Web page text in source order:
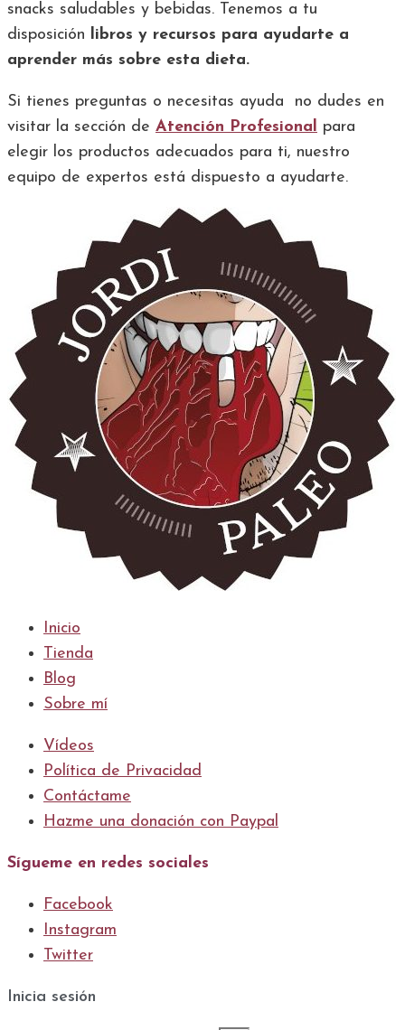
snacks saludables y bebidas. Tenemos a tu
disposición libros y recursos para ayudarte a
aprender más sobre esta dieta.
Si tienes preguntas o necesitas ayuda no dudes en
visitar la sección de Atención Profesional para
elegir los productos adecuados para ti, nuestro
equipo de expertos está dispuesto a ayudarte.
Inicio
Tienda
Blog
Sobre mí
Vídeos
Política de Privacidad
Contáctame
Hazme una donación con Paypal
Sígueme en redes sociales
Facebook
Instagram
Twitter
Inicia sesión